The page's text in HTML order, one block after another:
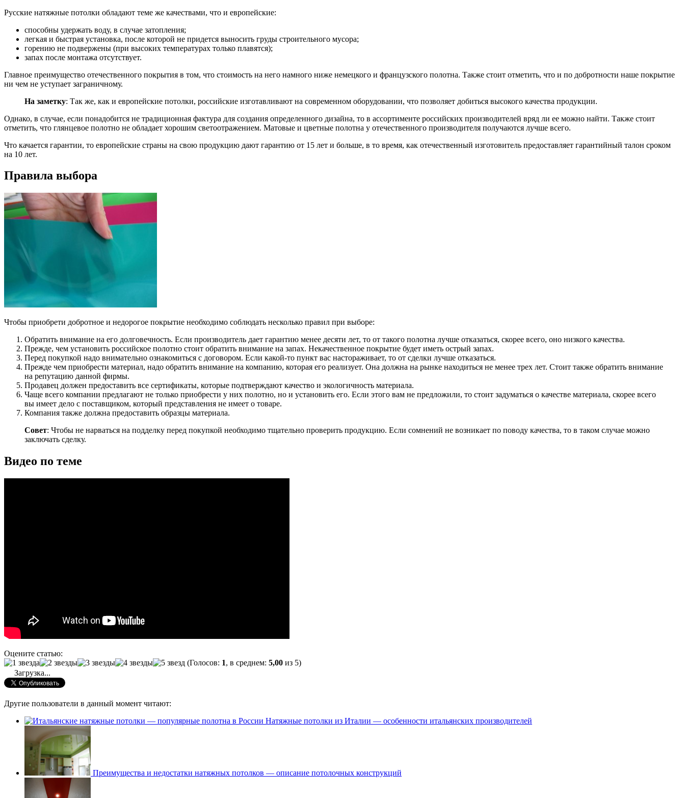
Русские натяжные потолки обладают теме же качествами, что и европейские:
способны удержать воду, в случае затопления;
легкая и быстрая установка, после которой не придется выносить груды строительного мусора;
горению не подвержены (при высоких температурах только плавятся);
запах после монтажа отсутствует.
Главное преимущество отечественного покрытия в том, что стоимость на него намного ниже немецкого и французского полотна. Также стоит отметить, что и по добротности наше покрытие
ни чем не уступает заграничному.
На заметку: Так же, как и европейские потолки, российские изготавливают на современном оборудовании, что позволяет добиться высокого качества продукции.
Однако, в случае, если понадобится не традиционная фактура для создания определенного дизайна, то в ассортименте российских производителей вряд ли ее можно найти. Также стоит
отметить, что глянцевое полотно не обладает хорошим светоотражением. Матовые и цветные полотна у отечественного производителя получаются лучше всего.
Что качается гарантии, то европейские страны на свою продукцию дают гарантию от 15 лет и больше, в то время, как отечественный изготовитель предоставляет гарантийный талон сроком
на 10 лет.
Правила выбора
Чтобы приобрети добротное и недорогое покрытие необходимо соблюдать несколько правил при выборе:
Обратить внимание на его долговечность. Если производитель дает гарантию менее десяти лет, то от такого полотна лучше отказаться, скорее всего, оно низкого качества.
Прежде, чем установить российское полотно стоит обратить внимание на запах. Некачественное покрытие будет иметь острый запах.
Перед покупкой надо внимательно ознакомиться с договором. Если какой-то пункт вас настораживает, то от сделки лучше отказаться.
Прежде чем приобрести материал, надо обратить внимание на компанию, которая его реализует. Она должна на рынке находиться не менее трех лет. Стоит также обратить внимание
на репутацию данной фирмы.
Продавец должен предоставить все сертификаты, которые подтверждают качество и экологичность материала.
Чаще всего компании предлагают не только приобрести у них полотно, но и установить его. Если этого вам не предложили, то стоит задуматься о качестве материала, скорее всего
вы имеет дело с поставщиком, который представления не имеет о товаре.
Компания также должна предоставить образцы материала.
Совет: Чтобы не нарваться на подделку перед покупкой необходимо тщательно проверить продукцию. Если сомнений не возникает по поводу качества, то в таком случае можно
заключать сделку.
Видео по теме
Оцените статью:
(Голосов: 1, в среднем: 5,00 из 5)
Загрузка...
Другие пользователи в данный момент читают:
Натяжные потолки из Италии — особенности итальянских производителей
Преимущества и недостатки натяжных потолков — описание потолочных конструкций